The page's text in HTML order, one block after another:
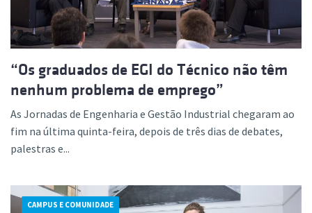
“Os graduados de EGI do Técnico não têm
nenhum problema de emprego”
As Jornadas de Engenharia e Gestão Industrial chegaram ao
fim na última quinta-feira, depois de três dias de debates,
palestras e...
CAMPUS E COMUNIDADE